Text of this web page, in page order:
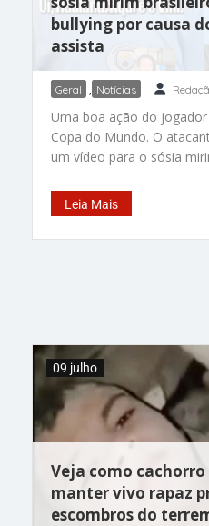
bullying por causa
assista
Geral , Notícias
Uma boa ação do
Copa do Mundo. O
um vídeo para o sósia
astro do futebol da
Manchester City deixou
Corrêa, nosso “mini
garotinho. No vídeo,
Leia Mais
Veja como
manter vivo rapaz
escombros do
09 julho